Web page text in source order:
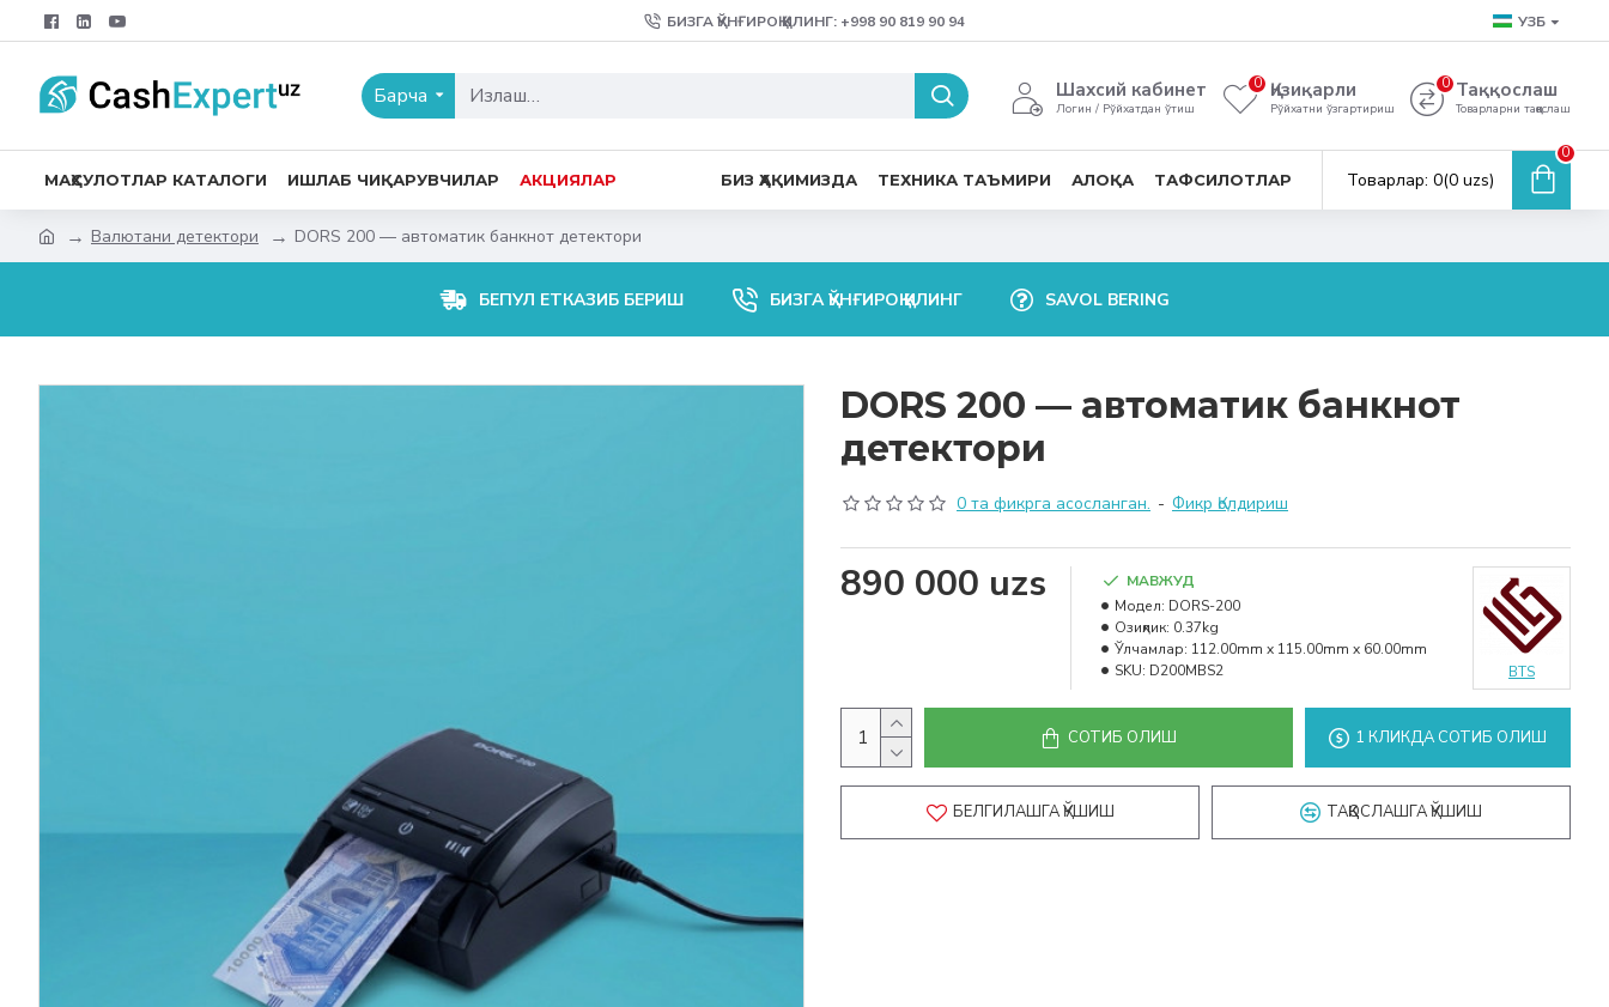
БИЗГА ҚЎНҒИРОҚ ҚИЛИНГ: +998 90 819 90 94 УЗБ
Барча Шахсий кабинет
Логин / Рўйхатдан ўтиш
Қизиқарли
Рўйхатни ўзгартириш
0 Таққослаш
Товарларни таққослаш
0
МАҲСУЛОТЛАР КАТАЛОГИ ИШЛАБ ЧИҚАРУВЧИЛАР АКЦИЯЛАР БИЗ ҲАҚИМИЗДА ТЕХНИКА ТАЪМИРИ АЛОҚА ТАФСИЛОТЛАР Товарлар: 0(0 uzs)
0
Валютани детектори DORS 200 — автоматик банкнот детектори
БЕПУЛ ЕТКАЗИБ БЕРИШ БИЗГА ҚЎНҒИРОҚ ҚИЛИНГ SAVOL BERING
DORS 200 — автоматик банкнот
детектори
0 та фикрга асосланган. - Фикр Қолдириш
890 000 uzs
МАВЖУД
Модел: DORS-200
Озиқлик: 0.37kg
Ўлчамлар: 112.00mm x 115.00mm x 60.00mm
SKU: D200MBS2 BTS
СОТИБ ОЛИШ 1 КЛИКДА СОТИБ ОЛИШ
БЕЛГИЛАШГА ҚЎШИШ ТАҚҚОСЛАШГА ҚЎШИШ